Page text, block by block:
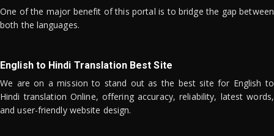
One of the major benefit of this portal is to bridge the gap between
both the languages.
English to Hindi Translation Best Site
We are on a mission to stand out as the best site for English to
Hindi translation Online, offering accuracy, reliability, latest words,
and user-friendly website design.